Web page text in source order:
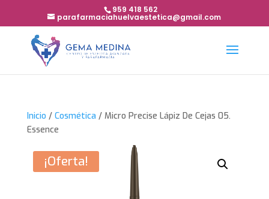
959 418 562
parafarmaciahuelvaestetica@gmail.com
Inicio / Cosmética / Micro Precise Lápiz De Cejas 05.
Essence
¡Oferta!